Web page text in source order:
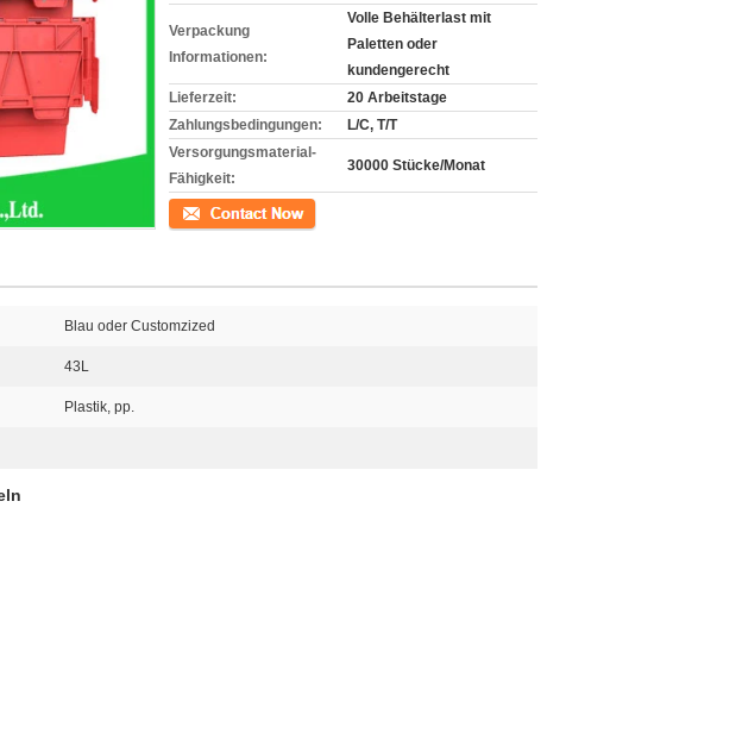
Verpackung
Informationen:
Volle Behälterlast mit
Paletten oder
kundengerecht
Lieferzeit:
20 Arbeitstage
Zahlungsbedingungen:
L/C, T/T
Versorgungsmaterial-
Fähigkeit:
30000 Stücke/Monat
Kontakt
Blau oder Customzized
43L
Plastik, pp.